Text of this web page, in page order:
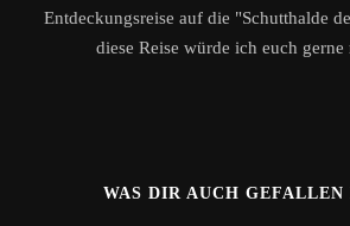
Entdeckungsreise auf die "Schutthalde
diese Reise würde ich euch gerne
WAS DIR AUCH GEFALLEN